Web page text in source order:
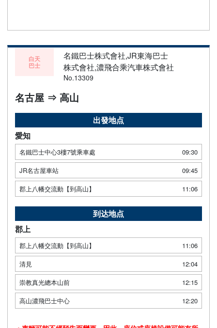
白天
巴士
名鐵巴士株式會社,JR東海巴士
株式會社,濃飛合乘汽車株式會社
No.13309
名古屋 ⇒ 高山
出發地点
愛知
名鐵巴士中心3樓7號乘車處
09:30
JR名古屋車站
09:45
郡上八幡交流動【到高山】
11:06
到达地点
郡上
郡上八幡交流動【到高山】
11:06
清見
12:04
崇教真光總本山前
12:15
高山濃飛巴士中心
12:20